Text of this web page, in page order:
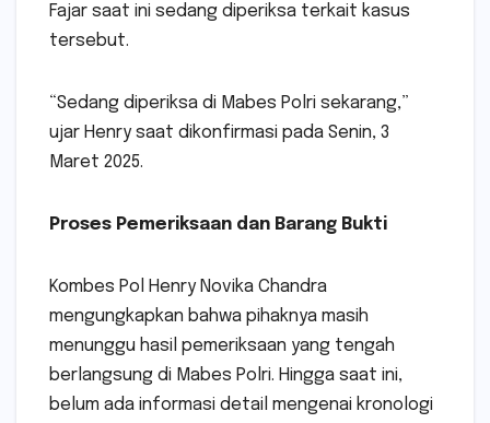
Fajar saat ini sedang diperiksa terkait kasus
tersebut.
“Sedang diperiksa di Mabes Polri sekarang,”
ujar Henry saat dikonfirmasi pada Senin, 3
Maret 2025.
Proses Pemeriksaan dan Barang Bukti
Kombes Pol Henry Novika Chandra
mengungkapkan bahwa pihaknya masih
menunggu hasil pemeriksaan yang tengah
berlangsung di Mabes Polri. Hingga saat ini,
belum ada informasi detail mengenai kronologi